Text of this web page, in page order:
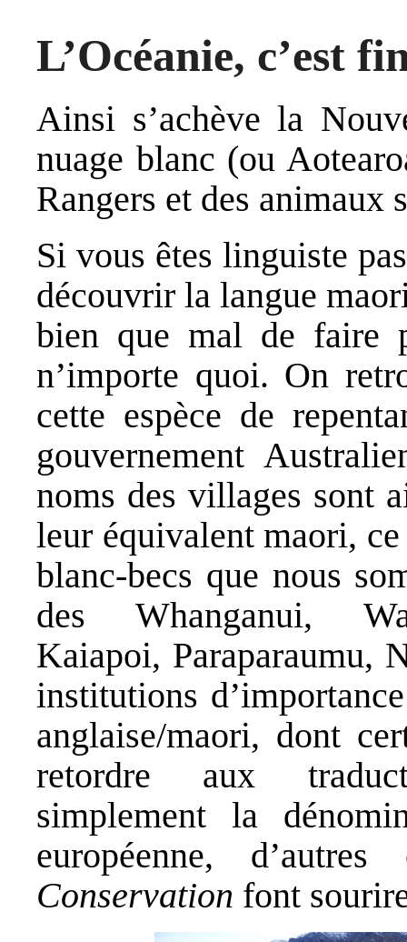
L’Océanie, c’est
Ainsi s’achève la
nuage blanc (ou
Rangers et des animaux
Si vous êtes linguiste
découvrir la langue
bien que mal de faire
n’importe quoi. On
cette espèce de
gouvernement
noms des villages sont
leur équivalent maori,
blanc-becs que nous
des Whanganui,
Kaiapoi, Paraparaumu,
institutions
anglaise/maori, dont
retordre aux
simplement la
européenne,
Conservation font